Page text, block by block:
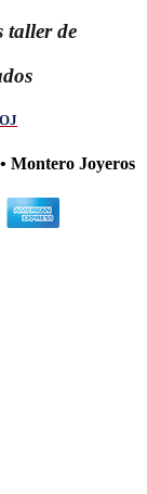
taller de
Montero Joyeros